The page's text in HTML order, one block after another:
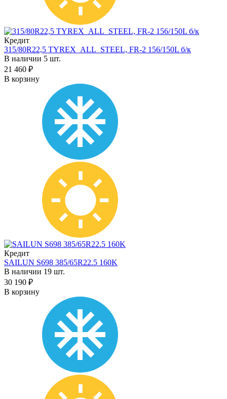
Кредит
315/80R22,5 TYREX_ALL_STEEL, FR-2 156/150L б/к
В наличии 5 шт.
21 460 ₽
В корзину
Кредит
SAILUN S698 385/65R22.5 160K
В наличии 19 шт.
30 190 ₽
В корзину